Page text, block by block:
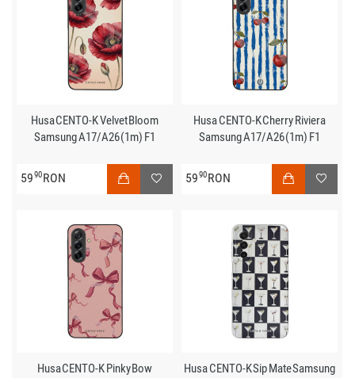
Husa CENTO-K Velvet Bloom
Samsung A17/A26 (1m) F1
5990RON
Husa CENTO-K Cherry Riviera
Samsung A17/A26 (1m) F1
5990RON
Husa CENTO-K Pinky Bow
Husa CENTO-K Sip Mate Samsung